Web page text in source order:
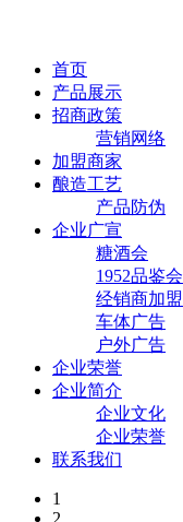
首页
产品展示
招商政策
营销网络
加盟商家
酿造工艺
产品防伪
企业广宣
糖酒会
1952品鉴会
经销商加盟
车体广告
户外广告
企业荣誉
企业简介
企业文化
企业荣誉
联系我们
1
2